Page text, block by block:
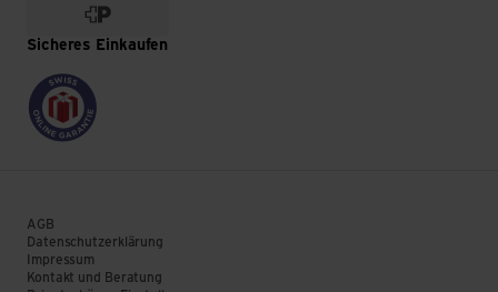
Sicheres Einkaufen
AGB
Datenschutzerklärung
Impressum
Kontakt und Beratung